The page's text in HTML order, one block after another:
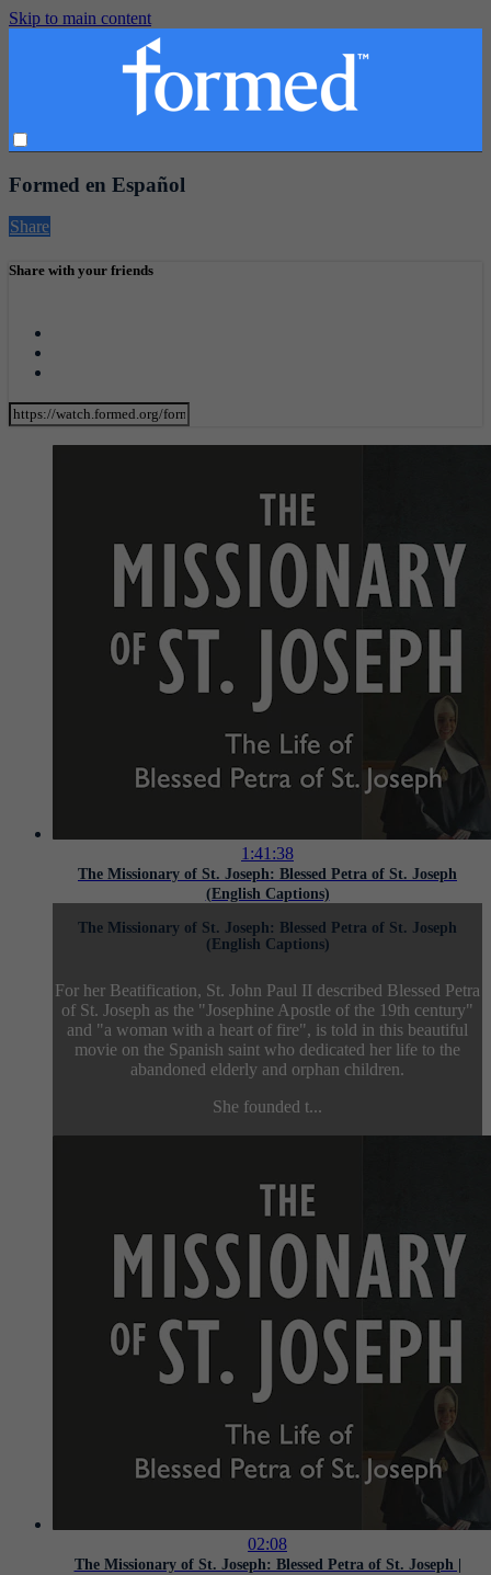
Skip to main content
Formed en Español
Share
Share with your friends
1:41:38
The Missionary of St. Joseph: Blessed Petra of St. Joseph
(English Captions)
The Missionary of St. Joseph: Blessed Petra of St. Joseph
(English Captions)
For her Beatification, St. John Paul II described Blessed Petra
of St. Joseph as the "Josephine Apostle of the 19th century"
and "a woman with a heart of fire", is told in this beautiful
movie on the Spanish saint who dedicated her life to the
abandoned elderly and orphan children.
She founded t...
02:08
The Missionary of St. Joseph: Blessed Petra of St. Joseph |